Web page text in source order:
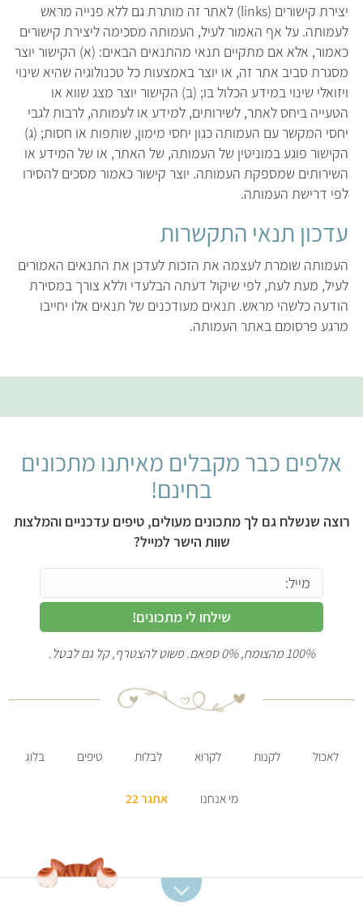
יצירת קישורים (links) לאתר זה מותרת גם ללא פנייה מראש
לעמותה. על אף האמור לעיל, העמותה מסכימה ליצירת קישורים
כאמור, אלא אם מתקיים תנאי מהתנאים הבאים: (א) הקישור יוצר
מסגרת סביב אתר זה, או יוצר באמצעות כל טכנולוגיה שהיא שינוי
ויזואלי שינוי במידע הכלול בו; (ב) הקישור יוצר מצג שווא או
הטעייה ביחס לאתר, לשירותים, למידע או לעמותה, לרבות לגבי
יחסי המקשר עם העמותה כגון יחסי מימון, שותפות או חסות; (ג)
הקישור פוגע במוניטין של העמותה, של האתר, או של המידע או
השירותים שמספקת העמותה. יוצר קישור כאמור מסכים להסירו
לפי דרישת העמותה.
עדכון תנאי התקשרות
העמותה שומרת לעצמה את הזכות לעדכן את התנאים האמורים
לעיל, מעת לעת, לפי שיקול דעתה הבלעדי וללא צורך במסירת
הודעה כלשהי מראש. תנאים מעודכנים של תנאים אלו יחייבו
מרגע פרסומם באתר העמותה.
אלפים כבר מקבלים מאיתנו מתכונים
בחינם!
רוצה שנשלח גם לך מתכונים מעולים, טיפים עדכניים והמלצות
שוות הישר למייל?
שילחו לי מתכונים!
100% מהצומח, 0% ספאם. פשוט להצטרף, קל גם לבטל.
לאכול לקנות לקרוא לבלות טיפים בלוג
מי אנחנו אתגר 22